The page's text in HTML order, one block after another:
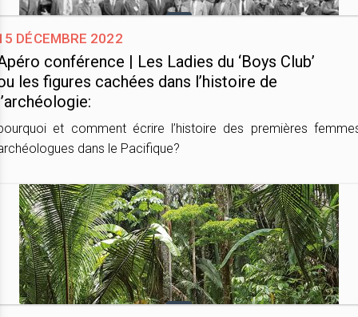
décembre 2022
conférence | Les Ladies du ‘Boys Club’
les figures cachées dans l’histoire de
et comment écrire l’histoire des premières
dans le Pacifique?